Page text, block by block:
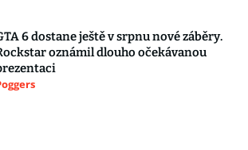
6 dostane ještě v srpnu nové záběry.
oznámil dlouho očekávanou